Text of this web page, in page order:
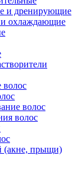
и дренирующие
охлаждающие
волос
волос
волос
(акне, прыщи)